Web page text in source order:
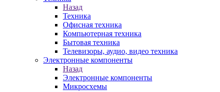
Назад
Техника
Офисная техника
Компьютерная техника
Бытовая техника
Телевизоры, аудио, видео техника
Электронные компоненты
Назад
Электронные компоненты
Микросхемы